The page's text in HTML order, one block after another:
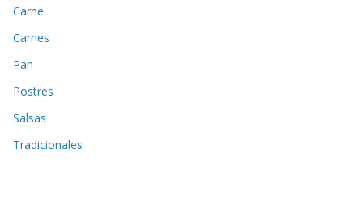
Carne
Carnes
Pan
Postres
Salsas
Tradicionales